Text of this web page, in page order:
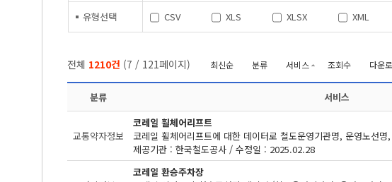
유형선택 CSV XLS XLSX XML
전체 1210건 (7 / 121페이지) 최신순 분류 서비스 조회수 다운
분류 서비스
교통약자정보
코레일 휠체어리프트
제공기관 : 한국철도공사 / 수정일 : 2025.02.28
코레일 환승주차장